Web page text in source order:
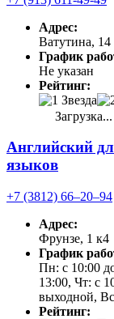
Адрес:
Ватутина, 14
График
Не указан
Рейтинг:
Загрузка...
Английский
языков
+7 (3812) 66‒20‒94
Адрес:
Фрунзе, 1 к4
График
Пн: с 10:00
13:00, Чт: с
выходной,
Рейтинг: